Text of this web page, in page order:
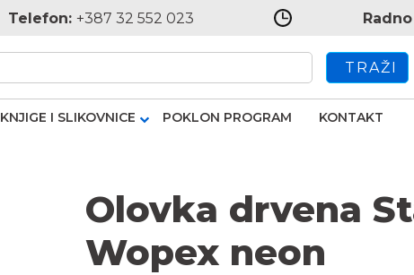
Telefon: +387 32 552 023
TRAŽI
KNJIGE I SLIKOVNICE POKLON PROGRAM KONTAKT
Olovka drvena
Wopex neon